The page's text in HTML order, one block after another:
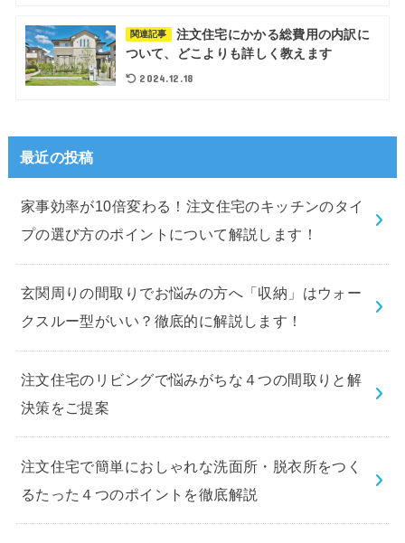
関連記事
注文住宅にかかる総費用の内訳に
ついて、どこよりも詳しく教えます
2024.12.18
最近の投稿
家事効率が10倍変わる！注文住宅のキッチンのタイ
プの選び方のポイントについて解説します！
玄関周りの間取りでお悩みの方へ「収納」はウォー
クスルー型がいい？徹底的に解説します！
注文住宅のリビングで悩みがちな４つの間取りと解
決策をご提案
注文住宅で簡単におしゃれな洗面所・脱衣所をつく
るたった４つのポイントを徹底解説